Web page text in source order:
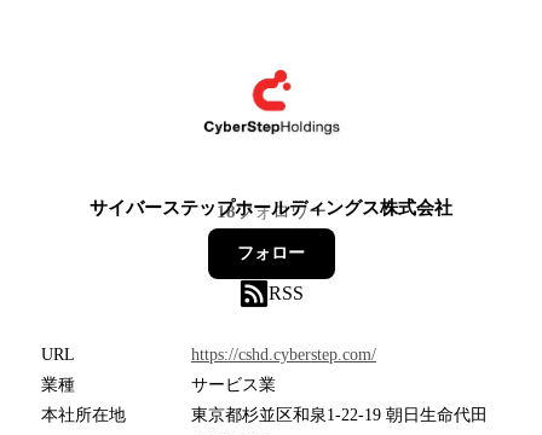
サイバーステップホールディングス株式会社
18フォロワー
フォロー
RSS
URL
https://cshd.cyberstep.com/
業種
サービス業
本社所在地
東京都杉並区和泉1-22-19 朝日生命代田